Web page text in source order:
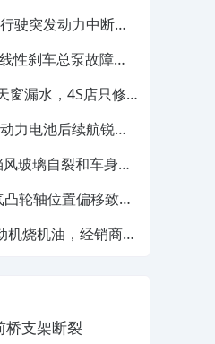
驶突发动力中断，
性刹车总泵故障，
窗漏水，4S店只修
力电池后续航锐
玻璃自裂和车身多
轮轴位置偏移致发
机烧机油，经销商推
桥支架断裂